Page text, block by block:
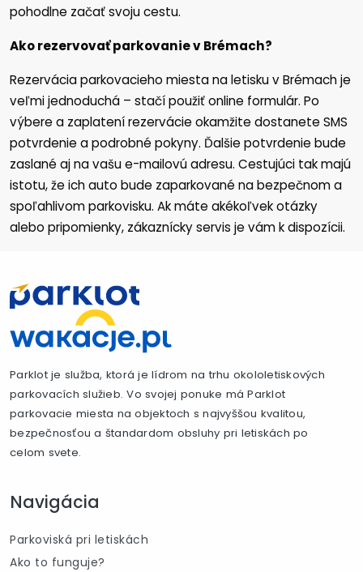
pohodlne začať svoju cestu.
Ako rezervovať parkovanie v Brémach?
Rezervácia parkovacieho miesta na letisku v Brémach je
veľmi jednoduchá – stačí použiť online formulár. Po
výbere a zaplatení rezervácie okamžite dostanete SMS
potvrdenie a podrobné pokyny. Ďalšie potvrdenie bude
zaslané aj na vašu e-mailovú adresu. Cestujúci tak majú
istotu, že ich auto bude zaparkované na bezpečnom a
spoľahlivom parkovisku. Ak máte akékoľvek otázky
alebo pripomienky, zákaznícky servis je vám k dispozícii.
Parklot je služba, ktorá je lídrom na trhu okololetiskových
parkovacích služieb. Vo svojej ponuke má Parklot
parkovacie miesta na objektoch s najvyššou kvalitou,
bezpečnosťou a štandardom obsluhy pri letiskách po
celom svete.
Navigácia
Parkoviská pri letiskách
Ako to funguje?